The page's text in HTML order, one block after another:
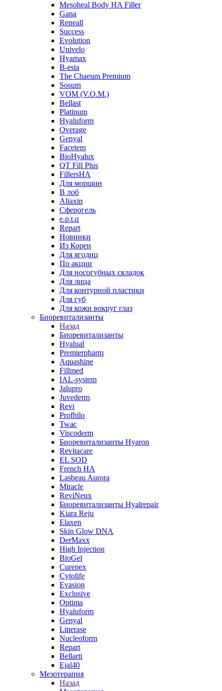
Mesoheal Body HA Filler
Gana
Reneall
Success
Evolution
Univelo
Hyamax
B-esta
The Chaeum Premium
Sosum
VOM (V.O.M.)
Bellast
Platinum
Hyaluform
Overage
Genyal
Facetem
BioHyalux
QT Fill Plus
FillersHA
Для морщин
В лоб
Aliaxin
Сферогель
e.p.t.q
Repart
Новинки
Из Кореи
Для ягодиц
По акции
Для носогубных складок
Для лица
Для контурной пластики
Для губ
Для кожи вокруг глаз
Биоревитализанты
Назад
Биоревитализанты
Hyalual
Premierpharm
Aquashine
Fillmed
IAL-system
Jalupro
Juvederm
Revi
Profhilo
Twac
Viscoderm
Биоревитализанты Hyaron
Revitacare
EL SOD
French HA
Lasbeau Aurora
Miracle
ReviNeux
Биоревитализанты Hyalrepair
Kiara Reju
Elaxen
Skin Glow DNA
DerMaxx
High Injection
BioGel
Curenex
Cytolife
Evasion
Exclusive
Optima
Hyaluform
Genyal
Linerase
Nucleoform
Repart
Bellarti
Ejal40
Мезотерапия
Назад